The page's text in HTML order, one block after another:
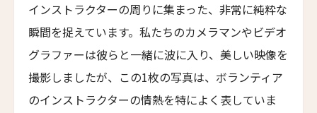
グランド・パレス・ブルノ
Grand Palace Brno
アッシュダウン・パーク・ホテル&カントリークラ
ブ
Ashdown Park Hotel & Country Club
インストラクターの周りに集まった、非常に純粋な
瞬間を捉えています。私たちのカメラマンやビデオ
グラファーは彼らと一緒に波に入り、美しい映像を
撮影しましたが、この1枚の写真は、ボランティア
のインストラクターの情熱を特によく表していま